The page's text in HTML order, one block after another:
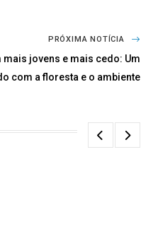
PRÓXIMA NOTÍCIA
mais jovens e mais cedo: Um
com a floresta e o ambiente